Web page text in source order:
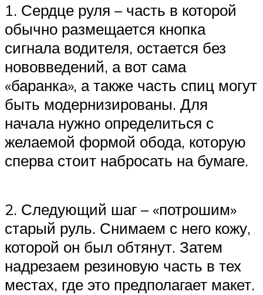
1. Сердце руля – часть в которой
обычно размещается кнопка
сигнала водителя, остается без
нововведений, а вот сама
«баранка», а также часть спиц могут
быть модернизированы. Для
начала нужно определиться с
желаемой формой обода, которую
сперва стоит набросать на бумаге.
2. Следующий шаг – «потрошим»
старый руль. Снимаем с него кожу,
которой он был обтянут. Затем
надрезаем резиновую часть в тех
местах, где это предполагает макет.